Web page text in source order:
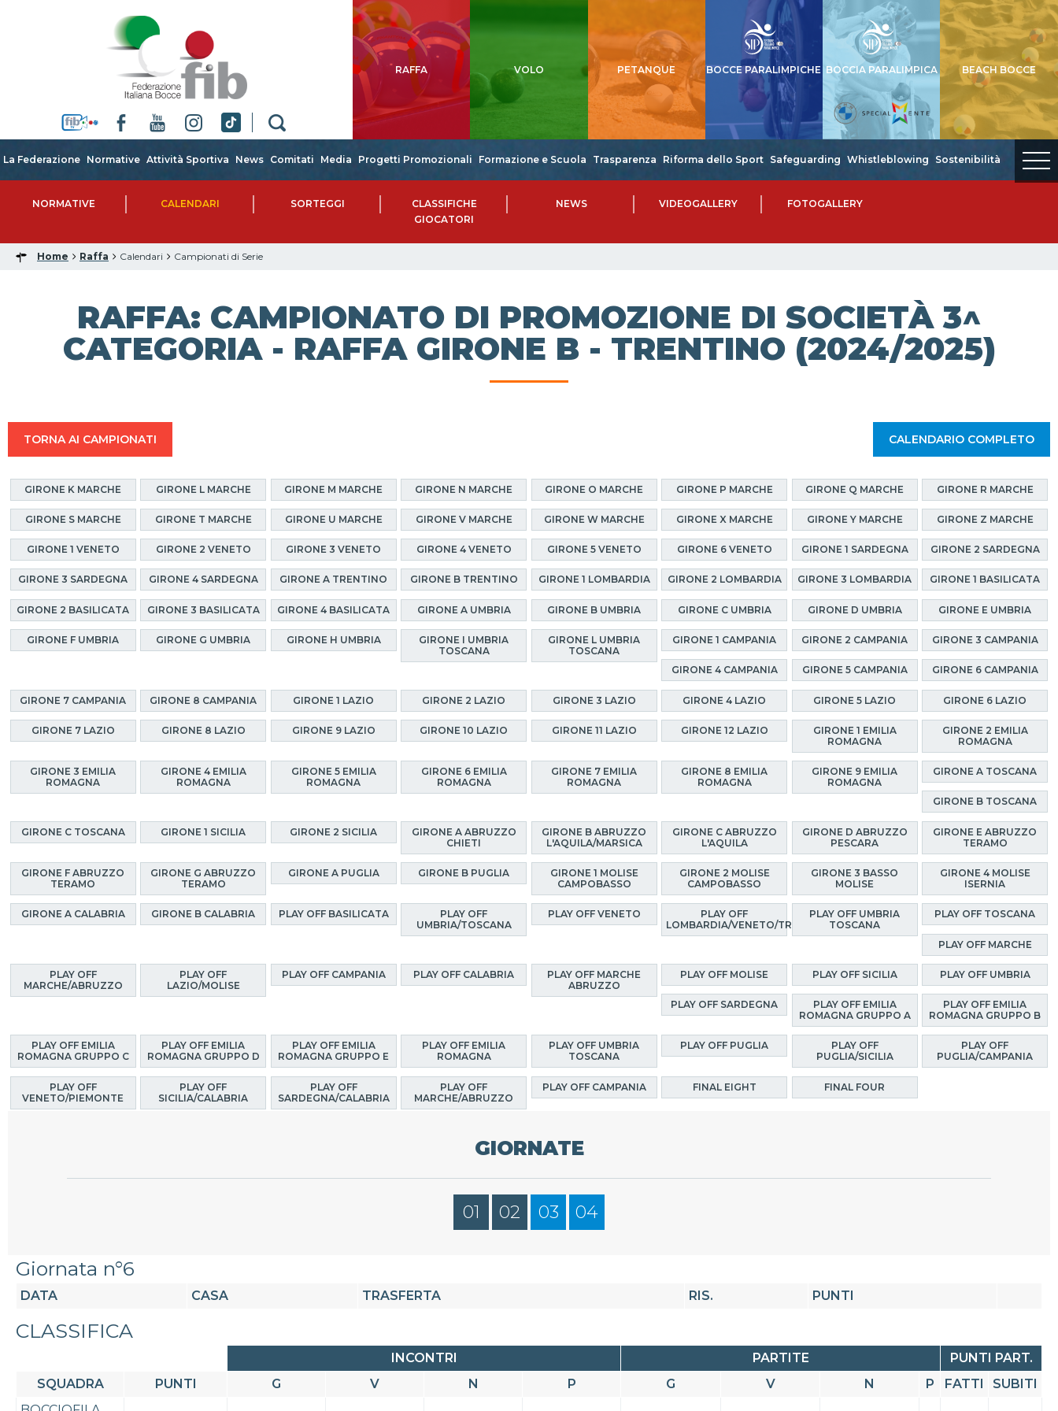
RAFFA VOLO PETANQUE BOCCE PARALIMPICHE BOCCIA PARALIMPICA BEACH BOCCE
La Federazione Normative Attività Sportiva News Comitati Media Progetti Promozionali Formazione e Scuola Trasparenza Riforma dello Sport Safeguarding Whistleblowing Sostenibilità
NORMATIVE CALENDARI SORTEGGI
CLASSIFICHE
GIOCATORI
NEWS VIDEOGALLERY FOTOGALLERY
Home Raffa Calendari Campionati di Serie
RAFFA: CAMPIONATO DI PROMOZIONE DI SOCIETÀ 3^
CATEGORIA - RAFFA GIRONE B - TRENTINO (2024/2025)
TORNA AI CAMPIONATI CALENDARIO COMPLETO
GIRONE K MARCHE GIRONE L MARCHE GIRONE M MARCHE GIRONE N MARCHE GIRONE O MARCHE GIRONE P MARCHE GIRONE Q MARCHE GIRONE R MARCHE
GIRONE S MARCHE GIRONE T MARCHE GIRONE U MARCHE GIRONE V MARCHE GIRONE W MARCHE GIRONE X MARCHE GIRONE Y MARCHE GIRONE Z MARCHE
GIRONE 1 VENETO GIRONE 2 VENETO GIRONE 3 VENETO GIRONE 4 VENETO GIRONE 5 VENETO GIRONE 6 VENETO GIRONE 1 SARDEGNA GIRONE 2 SARDEGNA
GIRONE 3 SARDEGNA GIRONE 4 SARDEGNA GIRONE A TRENTINO GIRONE B TRENTINO GIRONE 1 LOMBARDIA GIRONE 2 LOMBARDIA GIRONE 3 LOMBARDIA GIRONE 1 BASILICATA
GIRONE 2 BASILICATA GIRONE 3 BASILICATA GIRONE 4 BASILICATA GIRONE A UMBRIA GIRONE B UMBRIA GIRONE C UMBRIA GIRONE D UMBRIA GIRONE E UMBRIA
GIRONE F UMBRIA GIRONE G UMBRIA GIRONE H UMBRIA
GIRONE I UMBRIA
TOSCANA
GIRONE L UMBRIA
TOSCANA
GIRONE 1 CAMPANIA GIRONE 2 CAMPANIA GIRONE 3 CAMPANIA
GIRONE 4 CAMPANIA GIRONE 5 CAMPANIA GIRONE 6 CAMPANIA
GIRONE 7 CAMPANIA GIRONE 8 CAMPANIA GIRONE 1 LAZIO GIRONE 2 LAZIO GIRONE 3 LAZIO GIRONE 4 LAZIO GIRONE 5 LAZIO GIRONE 6 LAZIO
GIRONE 7 LAZIO GIRONE 8 LAZIO GIRONE 9 LAZIO GIRONE 10 LAZIO GIRONE 11 LAZIO GIRONE 12 LAZIO
GIRONE 1 EMILIA
ROMAGNA
GIRONE 2 EMILIA
ROMAGNA
GIRONE 3 EMILIA
ROMAGNA
GIRONE 4 EMILIA
ROMAGNA
GIRONE 5 EMILIA
ROMAGNA
GIRONE 6 EMILIA
ROMAGNA
GIRONE 7 EMILIA
ROMAGNA
GIRONE 8 EMILIA
ROMAGNA
GIRONE 9 EMILIA
ROMAGNA
GIRONE A TOSCANA
GIRONE B TOSCANA
GIRONE C TOSCANA GIRONE 1 SICILIA GIRONE 2 SICILIA
GIRONE A ABRUZZO
CHIETI
GIRONE B ABRUZZO
L'AQUILA/MARSICA
GIRONE C ABRUZZO
L'AQUILA
GIRONE D ABRUZZO
PESCARA
GIRONE E ABRUZZO
TERAMO
GIRONE F ABRUZZO
TERAMO
GIRONE G ABRUZZO
TERAMO
GIRONE A PUGLIA GIRONE B PUGLIA
GIRONE 1 MOLISE
CAMPOBASSO
GIRONE 2 MOLISE
CAMPOBASSO
GIRONE 3 BASSO
MOLISE
GIRONE 4 MOLISE
ISERNIA
GIRONE A CALABRIA GIRONE B CALABRIA PLAY OFF BASILICATA
PLAY OFF
UMBRIA/TOSCANA
PLAY OFF VENETO
PLAY OFF
LOMBARDIA/VENETO/TRENTINO
PLAY OFF UMBRIA
TOSCANA
PLAY OFF TOSCANA
PLAY OFF MARCHE
PLAY OFF
MARCHE/ABRUZZO
PLAY OFF
LAZIO/MOLISE
PLAY OFF CAMPANIA PLAY OFF CALABRIA
PLAY OFF MARCHE
ABRUZZO
PLAY OFF MOLISE PLAY OFF SICILIA PLAY OFF UMBRIA
PLAY OFF SARDEGNA
PLAY OFF EMILIA
ROMAGNA GRUPPO A
PLAY OFF EMILIA
ROMAGNA GRUPPO B
PLAY OFF EMILIA
ROMAGNA GRUPPO C
PLAY OFF EMILIA
ROMAGNA GRUPPO D
PLAY OFF EMILIA
ROMAGNA GRUPPO E
PLAY OFF EMILIA
ROMAGNA
PLAY OFF UMBRIA
TOSCANA
PLAY OFF PUGLIA
PLAY OFF
PUGLIA/SICILIA
PLAY OFF
PUGLIA/CAMPANIA
PLAY OFF
VENETO/PIEMONTE
PLAY OFF
SICILIA/CALABRIA
PLAY OFF
SARDEGNA/CALABRIA
PLAY OFF
MARCHE/ABRUZZO
PLAY OFF CAMPANIA FINAL EIGHT FINAL FOUR
GIORNATE
01 02 03 04
Giornata n°6
DATA CASA TRASFERTA RIS. PUNTI
CLASSIFICA
INCONTRI PARTITE
PUNTI PART.
SQUADRA
PUNTI G V N P G V N P FATTI
SUBITI